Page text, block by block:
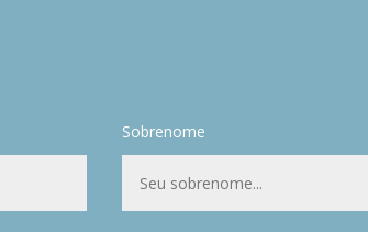
Sobrenome